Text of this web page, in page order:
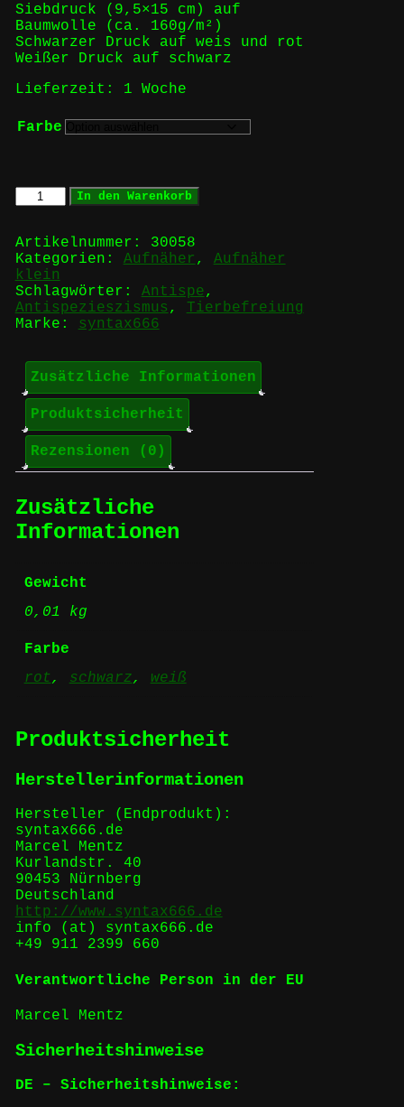
Siebdruck (9,5×15 cm) auf
Baumwolle (ca. 160g/m²)
Schwarzer Druck auf weis und rot
Weißer Druck auf schwarz
Lieferzeit: 1 Woche
Farbe
animals
can
fight
back
-
fight
back
for
Aufnäher
Menge
In den Warenkorb
Artikelnummer: 30058
Kategorien: Aufnäher , Aufnäher
klein
Schlagwörter: Antispe,
Antispezieszismus , Tierbefreiung
Marke: syntax666
Zusätzliche Informationen
Produktsicherheit
Rezensionen (0)
Zusätzliche
Informationen
Gewicht
0,01 kg
Farbe
rot, schwarz, weiß
Produktsicherheit
Herstellerinformationen
Hersteller (Endprodukt):
syntax666.de
Marcel Mentz
Kurlandstr. 40
90453 Nürnberg
Deutschland
http://www.syntax666.de
info (at) syntax666.de
+49 911 2399 660
Verantwortliche Person in der EU
Marcel Mentz
Sicherheitshinweise
DE – Sicherheitshinweise: